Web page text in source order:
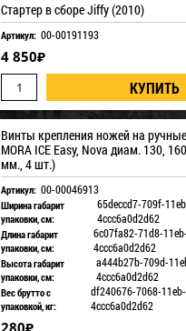
Стартер в сборе Jiffy (2010)
Артикул: 00-00191193
4 850₽
Винты крепления ножей на
MORA ICE Easy, Nova диам. 130,
мм., 4 шт.)
Артикул: 00-00046913
Ширина габарит
упаковки, см:
65deccd7-709f-
4ccc6a0d2d62
Длина габарит
упаковки, см:
6c07fa82-71d8-
4ccc6a0d2d62
Высота габарит
упаковки, см:
a444b27b-709d-
4ccc6a0d2d62
Вес брутто с
упаковкой, кг:
df240676-7068-
4ccc6a0d2d62
280₽